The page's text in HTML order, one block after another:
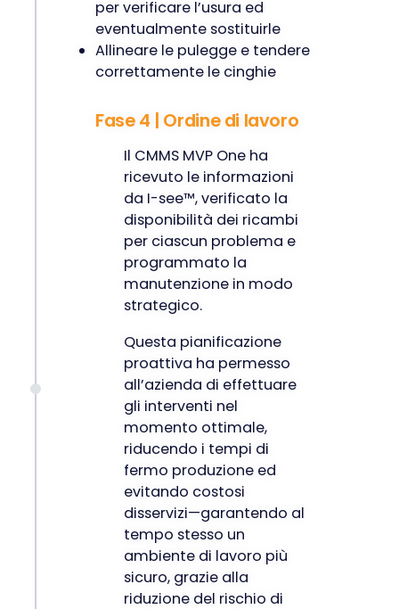
per verificare l’usura ed
eventualmente sostituirle
Allineare le pulegge e tendere
correttamente le cinghie
Fase 4 | Ordine di lavoro
Il CMMS MVP One ha
ricevuto le informazioni
da I-see™, verificato la
disponibilità dei ricambi
per ciascun problema e
programmato la
manutenzione in modo
strategico.
Questa pianificazione
proattiva ha permesso
all’azienda di effettuare
gli interventi nel
momento ottimale,
riducendo i tempi di
fermo produzione ed
evitando costosi
disservizi—garantendo al
tempo stesso un
ambiente di lavoro più
sicuro, grazie alla
riduzione del rischio di